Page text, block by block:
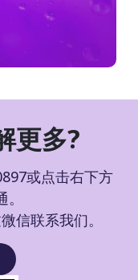
更多?
或点击右下方
信联系我们。